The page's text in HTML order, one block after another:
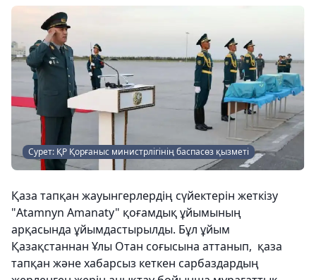
Сурет: ҚР Қорғаныс министрлігінің баспасөз қызметі
Қаза тапқан жауынгерлердің сүйектерін жеткізу
"Atamnyn Amanaty" қоғамдық ұйымының
арқасында ұйымдастырылды. Бұл ұйым
Қазақстаннан Ұлы Отан соғысына аттанып, қаза
тапқан және хабарсыз кеткен сарбаздардың